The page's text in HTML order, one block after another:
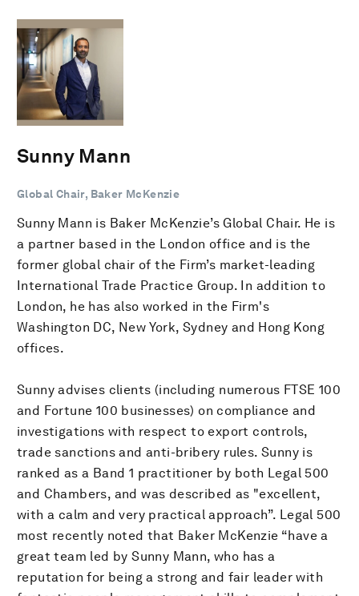
Sunny Mann
Global Chair, Baker McKenzie
Sunny Mann is Baker McKenzie’s Global Chair. He is
a partner based in the London office and is the
former global chair of the Firm’s market-leading
International Trade Practice Group. In addition to
London, he has also worked in the Firm's
Washington DC, New York, Sydney and Hong Kong
offices.
Sunny advises clients (including numerous FTSE 100
and Fortune 100 businesses) on compliance and
investigations with respect to export controls,
trade sanctions and anti-bribery rules. Sunny is
ranked as a Band 1 practitioner by both Legal 500
and Chambers, and was described as "excellent,
with a calm and very practical approach”. Legal 500
most recently noted that Baker McKenzie “have a
great team led by Sunny Mann, who has a
reputation for being a strong and fair leader with